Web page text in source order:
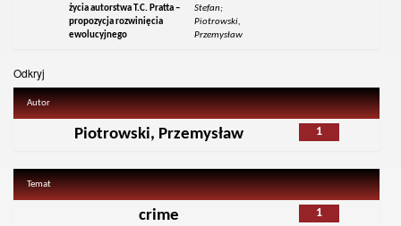
życia autorstwa T.C. Pratta –
propozycja rozwinięcia
ewolucyjnego
Stefan;
Piotrowski,
Przemysław
Odkryj
Autor
1
Piotrowski, Przemysław
Temat
1
crime